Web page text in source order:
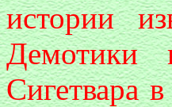
истории
Демотики
Сигетвара